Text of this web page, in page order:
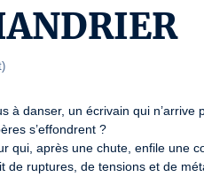
)
à danser, un écrivain qui
s’effondrent ?
qui, après une chute, enfile une
de ruptures, de tensions et de